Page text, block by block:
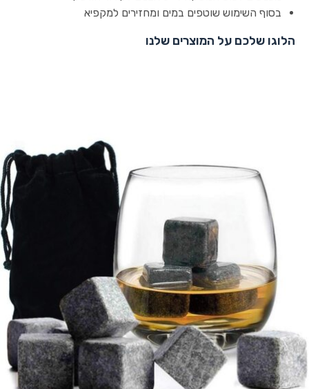
בסוף השימוש שוטפים במים ומחזירים למקפיא
הלוגו שלכם על המוצרים שלנו